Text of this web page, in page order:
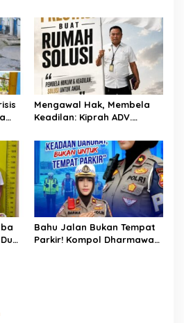
Kementerian Bahas Solusi
Debit Air Irigasi Watang
Sawitto Menulis
Mengawal Hak, Membela
Keadilan: Kiprah ADV.
Solusi
Bahu Jalan Bukan Tempat
Parkir! Kompol Dharmawati